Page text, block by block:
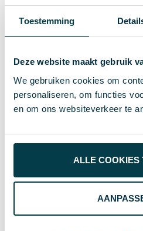
Toestemming
Deze website maakt gebruik
We gebruiken cookies om
personaliseren, om functies
en om ons websiteverkeer te
ALLE COOKIES
Specificaties
Gewicht
Merk
Materiaal
Artikelnummer
Kleur
Breedte